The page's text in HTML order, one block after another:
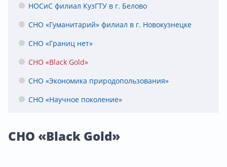
НОСиС филиал КузГТУ в г. Белово
СНО «Гуманитарий» филиал в г. Новокузнецке
СНО «Границ нет»
СНО «Black Gold»
СНО «Экономика природопользования»
СНО «Научное поколение»
СНО «Black Gold»